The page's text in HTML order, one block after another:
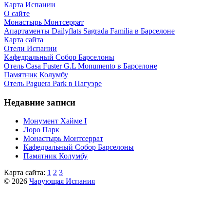
Карта Испании
О сайте
Монастырь Монтсеррат
Апартаменты Dailyflats Sagrada Familia в Барселоне
Карта сайта
Отели Испании
Кафeдрaльный Собор Барселоны
Отель Casa Fuster G.L Monumento в Барселоне
Пaмятник Колумбу
Отель Paguera Park в Пагуэре
Недавние записи
Монумент Хайме I
Лоро Парк
Монастырь Монтсеррат
Кафeдрaльный Собор Барселоны
Пaмятник Колумбу
Карта сайта: 1 2 3
© 2026 Чарующая Испания